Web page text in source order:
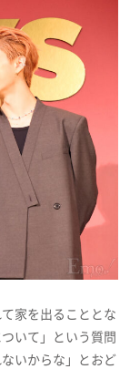
家を出ることとな
いて」という質問
いからな」とおど